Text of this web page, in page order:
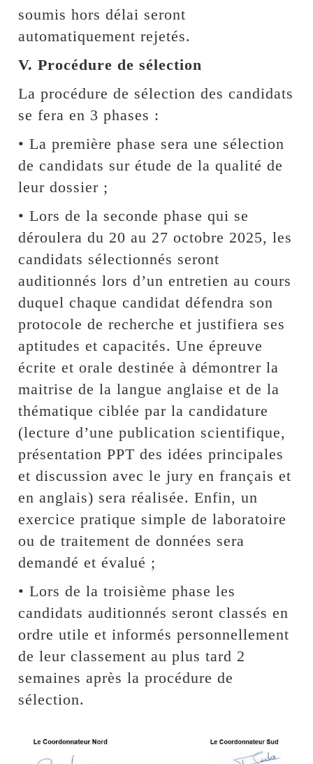
soumis hors délai seront
automatiquement rejetés.
V. Procédure de sélection
La procédure de sélection des candidats
se fera en 3 phases :
• La première phase sera une sélection
de candidats sur étude de la qualité de
leur dossier ;
• Lors de la seconde phase qui se
déroulera du 20 au 27 octobre 2025, les
candidats sélectionnés seront
auditionnés lors d’un entretien au cours
duquel chaque candidat défendra son
protocole de recherche et justifiera ses
aptitudes et capacités. Une épreuve
écrite et orale destinée à démontrer la
maitrise de la langue anglaise et de la
thématique ciblée par la candidature
(lecture d’une publication scientifique,
présentation PPT des idées principales
et discussion avec le jury en français et
en anglais) sera réalisée. Enfin, un
exercice pratique simple de laboratoire
ou de traitement de données sera
demandé et évalué ;
• Lors de la troisième phase les
candidats auditionnés seront classés en
ordre utile et informés personnellement
de leur classement au plus tard 2
semaines après la procédure de
sélection.